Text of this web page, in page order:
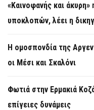
«Καινοφανής και
υποκλοπών, λέει η
Η ομοσπονδία της
οι Μέσι και Σκαλόνι
Φωτιά στην Ερμακιά
επίγειες δυνάμεις